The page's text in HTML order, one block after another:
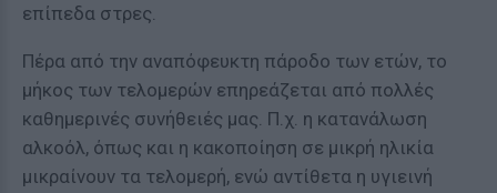
επίπεδα στρες.
Πέρα από την αναπόφευκτη πάροδο των ετών, το
μήκος των τελομερών επηρεάζεται από πολλές
καθημερινές συνήθειές μας. Π.χ. η κατανάλωση
αλκοόλ, όπως και η κακοποίηση σε μικρή ηλικία
μικραίνουν τα τελομερή, ενώ αντίθετα η υγιεινή